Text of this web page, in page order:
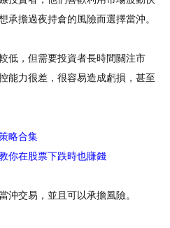
擔過夜持倉的風險而選擇當沖。
低，但需要投資者長時間關注市
能力很差，很容易造成虧損，甚至
略合集
你在股票下跌時也賺錢
交易，並且可以承擔風險。